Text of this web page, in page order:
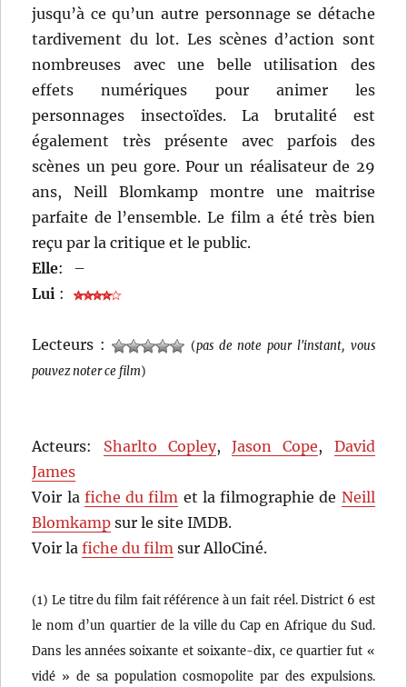
jusqu’à ce qu’un autre personnage se détache
tardivement du lot. Les scènes d’action sont
nombreuses avec une belle utilisation des
effets numériques pour animer les
personnages insectoïdes. La brutalité est
également très présente avec parfois des
scènes un peu gore. Pour un réalisateur de 29
ans, Neill Blomkamp montre une maitrise
parfaite de l’ensemble. Le film a été très bien
reçu par la critique et le public.
Elle:
–
Lui :
Lecteurs : (pas de note pour l'instant, vous
pouvez noter ce film)
Acteurs: Sharlto Copley,Jason Cope, David
James
Voir la fiche du film et la filmographie de Neill
Blomkamp sur le site IMDB.
Voir lafiche du film sur AlloCiné.
(1) Le titre du film fait référence à un fait réel. District 6 est
le nom d’un quartier de la ville du Cap en Afrique du Sud.
Dans les années soixante et soixante-dix, ce quartier fut «
vidé » de sa population cosmopolite par des expulsions.